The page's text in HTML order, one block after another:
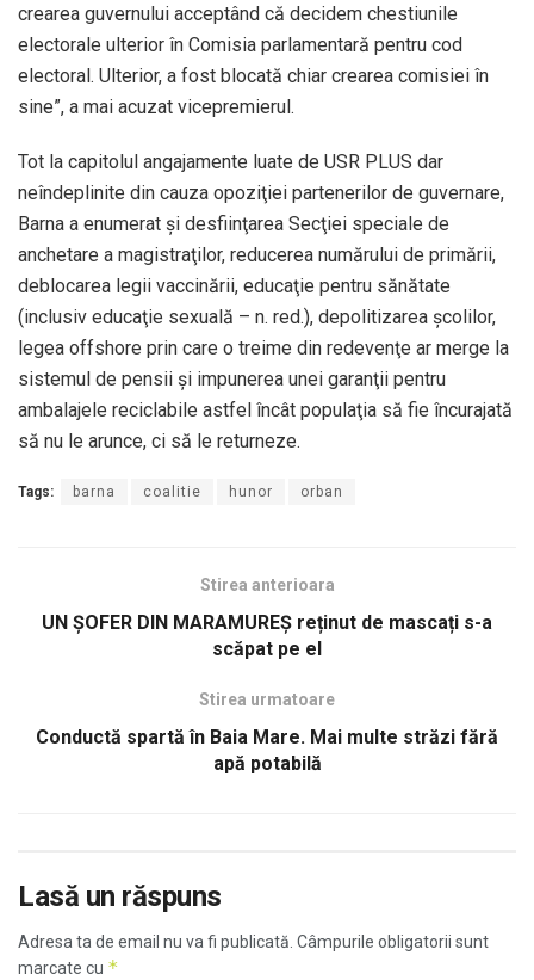
crearea guvernului acceptând că decidem chestiunile
electorale ulterior în Comisia parlamentară pentru cod
electoral. Ulterior, a fost blocată chiar crearea comisiei în
sine”, a mai acuzat vicepremierul.
Tot la capitolul angajamente luate de USR PLUS dar
neîndeplinite din cauza opoziţiei partenerilor de guvernare,
Barna a enumerat şi desfiinţarea Secţiei speciale de
anchetare a magistraţilor, reducerea numărului de primării,
deblocarea legii vaccinării, educaţie pentru sănătate
(inclusiv educaţie sexuală – n. red.), depolitizarea şcolilor,
legea offshore prin care o treime din redevenţe ar merge la
sistemul de pensii şi impunerea unei garanţii pentru
ambalajele reciclabile astfel încât populaţia să fie încurajată
să nu le arunce, ci să le returneze.
Tags: barna coalitie hunor orban
Stirea anterioara
UN ȘOFER DIN MARAMUREȘ reținut de mascați s-a
scăpat pe el
Stirea urmatoare
Conductă spartă în Baia Mare. Mai multe străzi fără
apă potabilă
Lasă un răspuns
Adresa ta de email nu va fi publicată. Câmpurile obligatorii sunt
marcate cu *